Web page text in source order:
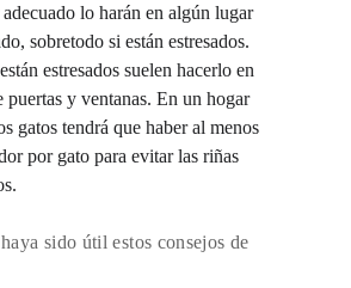
adecuado lo harán en algún lugar
sobretodo si están estresados.
estresados suelen hacerlo en
puertas y ventanas. En un hogar
gatos tendrá que haber al menos
por gato para evitar las riñas
sido útil estos consejos de